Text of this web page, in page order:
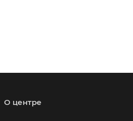
О центре